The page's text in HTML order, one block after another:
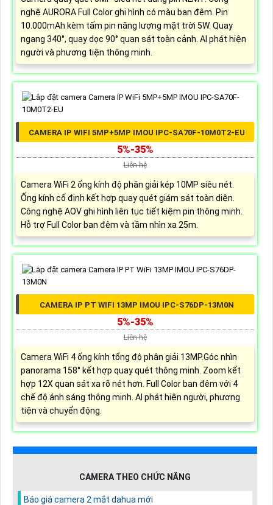
nghệ AURORA Full Color ghi hình có màu ban đêm. Pin
10.000mAh kèm tấm pin năng lượng mặt trời 5W. Quay
ngang 340°, quay dọc 90° quan sát toàn cảnh. AI phát hiện
người và phương tiện thông minh.
CAMERA IP WIFI 5MP+5MP IMOU IPC-SA70F-10M0T2-EU
5%-35%
Liên hệ
Camera WiFi 2 ống kính độ phân giải kép 10MP siêu nét.
Ống kính cố định kết hợp quay quét giám sát toàn diện.
Công nghệ AOV ghi hình liên tục tiết kiệm pin thông minh.
Hỗ trợ Full Color ban đêm và tầm nhìn xa 25m.
CAMERA IP PT WIFI 13MP IMOU IPC-S76DP-13M0N
5%-35%
Liên hệ
Camera WiFi 4 ống kính tổng độ phân giải 13MP.Góc nhìn
panorama 158° kết hợp quay quét thông minh. Zoom kết
hợp 12X quan sát xa rõ nét hơn. Full Color ban đêm với 4
chế độ ánh sáng thông minh. AI phát hiện người, phương
tiện và chuyển động.
CAMERA THEO CHỨC NĂNG
Báo giá camera 2 mắt dahua mới